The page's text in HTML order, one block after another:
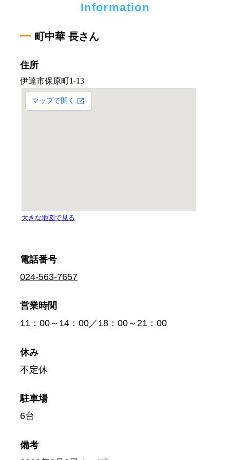
Information
町中華 長さん
住所
電話番号
024-563-7657
営業時間
11：00～14：00／18：00～21：00
休み
不定休
駐車場
6台
備考